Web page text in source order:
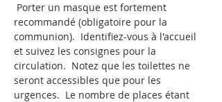
Porter un masque est fortement
recommandé (obligatoire pour la
communion).  Identifiez-vous à l'accueil
et suivez les consignes pour la
circulation.  Notez que les toilettes ne
seront accessibles que pour les
urgences.  Le nombre de places étant